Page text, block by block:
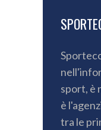
sport, è
è
tra le